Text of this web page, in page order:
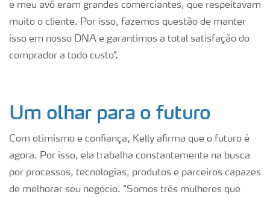
e meu avô eram grandes comerciantes, que respeitavam
muito o cliente. Por isso, fazemos questão de manter
isso em nosso DNA e garantimos a total satisfação do
comprador a todo custo”.
Um olhar para o futuro
Com otimismo e confiança, Kelly afirma que o futuro é
agora. Por isso, ela trabalha constantemente na busca
por processos, tecnologias, produtos e parceiros capazes
de melhorar seu negócio. “Somos três mulheres que